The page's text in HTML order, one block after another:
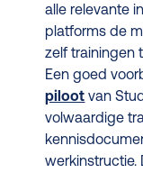
alle relevante
platforms de
zelf trainingen
Een goed
piloot van
volwaardige
werkinstructie.